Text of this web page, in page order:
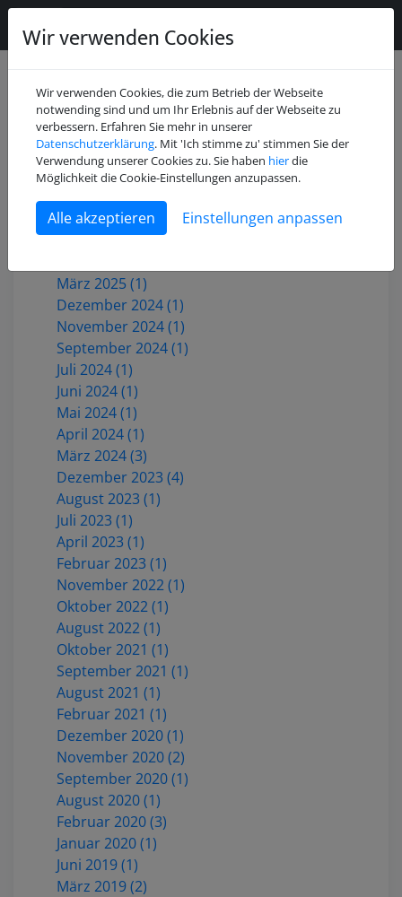
Juli 2026 (2)
Mai 2026 (1)
Dezember 2025 (3)
Oktober 2025 (1)
Juni 2025 (1)
März 2025 (1)
Dezember 2024 (1)
November 2024 (1)
September 2024 (1)
Juli 2024 (1)
Juni 2024 (1)
Mai 2024 (1)
April 2024 (1)
März 2024 (3)
Dezember 2023 (4)
August 2023 (1)
Juli 2023 (1)
April 2023 (1)
Februar 2023 (1)
November 2022 (1)
Oktober 2022 (1)
August 2022 (1)
Oktober 2021 (1)
September 2021 (1)
August 2021 (1)
Februar 2021 (1)
Dezember 2020 (1)
November 2020 (2)
September 2020 (1)
August 2020 (1)
Februar 2020 (3)
Januar 2020 (1)
Juni 2019 (1)
März 2019 (2)
Wir verwenden Cookies
Wir verwenden Cookies, die zum Betrieb der Webseite
notwending sind und um Ihr Erlebnis auf der Webseite zu
verbessern. Erfahren Sie mehr in unserer
Datenschutzerklärung. Mit 'Ich stimme zu' stimmen Sie der
Verwendung unserer Cookies zu. Sie haben hierdie
Möglichkeit die Cookie-Einstellungen anzupassen.
Einstellungen anpassen